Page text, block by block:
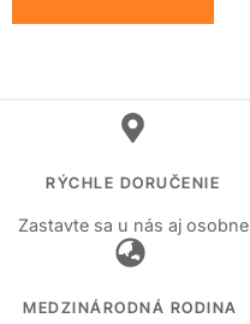
RÝCHLE DORUČENIE
Zastavte sa u nás aj osobne
MEDZINÁRODNÁ RODINA